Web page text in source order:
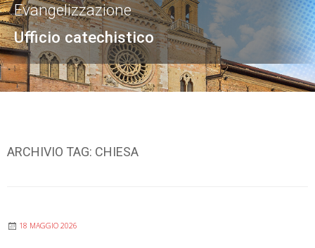
Ufficio catechistico
Evangelizzazione
ARCHIVIO TAG: CHIESA
18 MAGGIO 2026